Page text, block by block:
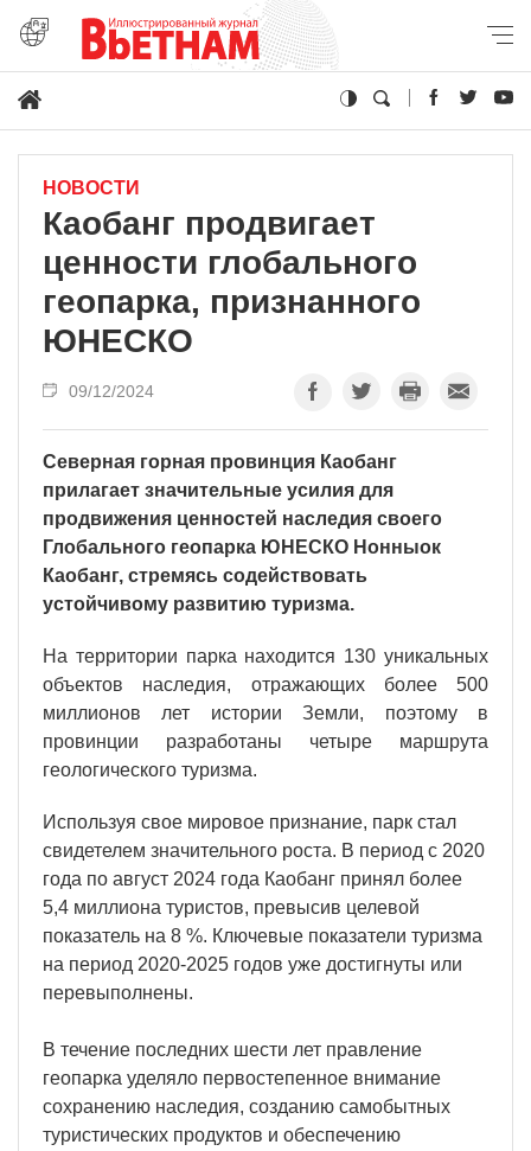
НОВОСТИ
Каобанг продвигает
ценности глобального
геопарка, признанного
ЮНЕСКО
09/12/2024
Северная горная провинция Каобанг
прилагает значительные усилия для
продвижения ценностей наследия своего
Глобального геопарка ЮНЕСКО Нонныок
Каобанг, стремясь содействовать
устойчивому развитию туризма.
На территории парка находится 130 уникальных
объектов наследия, отражающих более 500
миллионов лет истории Земли, поэтому в
провинции разработаны четыре маршрута
геологического туризма.
Используя свое мировое признание, парк стал
свидетелем значительного роста. В период с 2020
года по август 2024 года Каобанг принял более
5,4 миллиона туристов, превысив целевой
показатель на 8 %. Ключевые показатели туризма
на период 2020-2025 годов уже достигнуты или
перевыполнены.
В течение последних шести лет правление
геопарка уделяло первостепенное внимание
сохранению наследия, созданию самобытных
туристических продуктов и обеспечению